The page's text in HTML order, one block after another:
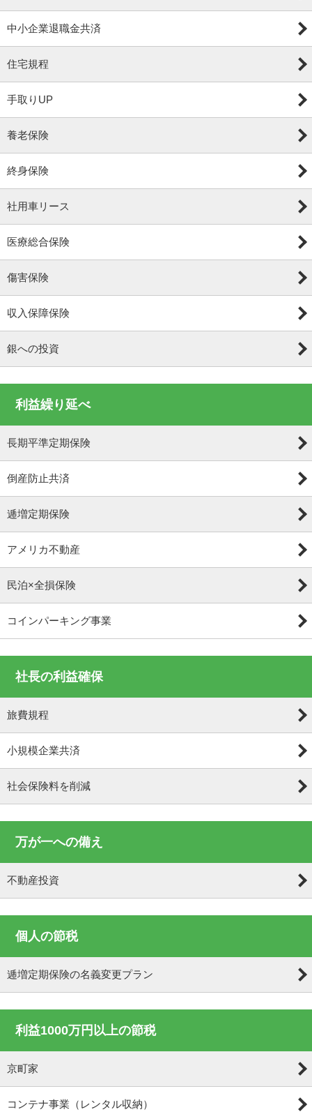
中小企業退職金共済
住宅規程
手取りUP
養老保険
終身保険
社用車リース
医療総合保険
傷害保険
収入保障保険
銀への投資
利益繰り延べ
長期平準定期保険
倒産防止共済
逓増定期保険
アメリカ不動産
民泊×全損保険
コインパーキング事業
社長の利益確保
旅費規程
小規模企業共済
社会保険料を削減
万が一への備え
不動産投資
個人の節税
逓増定期保険の名義変更プラン
利益1000万円以上の節税
京町家
コンテナ事業（レンタル収納）